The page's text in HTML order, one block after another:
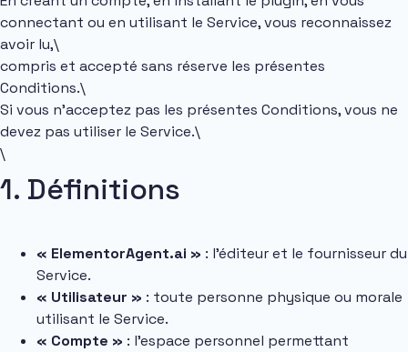
connectant ou en utilisant le Service, vous reconnaissez
avoir lu,\
compris et accepté sans réserve les présentes
Conditions.\
Si vous n’acceptez pas les présentes Conditions, vous ne
devez pas utiliser le Service.\
\
1. Définitions
« ElementorAgent.ai » : l’éditeur et le fournisseur du
Service.
« Utilisateur » : toute personne physique ou morale
utilisant le Service.
« Compte » : l’espace personnel permettant